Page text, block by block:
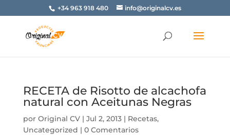
+34 963 918 480 info@originalcv.es
RECETA de Risotto de alcachofa
natural con Aceitunas Negras
por Original CV| Jul 2, 2013| Recetas,
Uncategorized | 0 Comentarios